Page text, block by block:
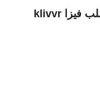
كيفية التسجيل في تطبيق كليفر و طلب فيزا klivvr